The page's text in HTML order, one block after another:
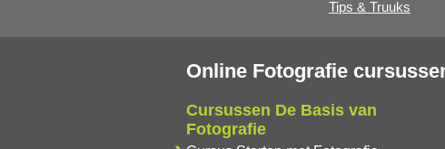
Tips & Truuks
Online Fotografie
Cursussen De Basis van
Fotografie